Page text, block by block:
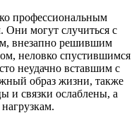
профессиональным
могут случиться с
внезапно решившим
неловко спустившимся
неудачно вставшим с
образ жизни, также
и связки ослаблены, а